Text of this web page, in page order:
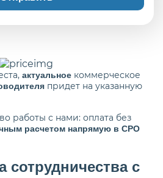
актуальное коммерческое
придет на указанную
работы с нами: оплата без
расчетом напрямую в СРО
сотрудничества с